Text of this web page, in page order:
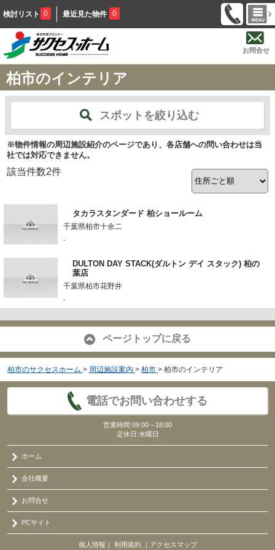
検討リスト 0 最近見た物件 0
お問合せ
柏市のインテリア
スポットを絞り込む
※物件情報の周辺施設紹介のページであり、各店舗への問い合わせは当
社では対応できません。
該当件数2件
タカラスタンダード 柏ショールーム
千葉県柏市十余二
-
DULTON DAY STACK(ダルトン デイ スタック) 柏の
葉店
千葉県柏市花野井
-
ページトップに戻る
柏市のサクセスホーム > 周辺施設案内 > 柏市 > 柏市のインテリア
電話でお問い合わせする
営業時間:09:00～18:00
定休日:水曜日
ホーム
会社概要
お問合せ
PCサイト
個人情報 利用規約｜ アクセスマップ